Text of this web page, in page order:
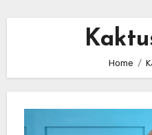
Home